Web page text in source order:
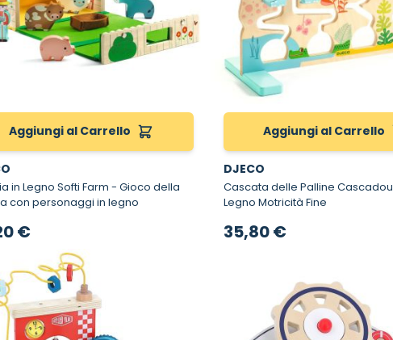
Aggiungi al Carrello
Legno Softi Farm - Gioco della
con personaggi in legno
€
Aggiungi al Carrello
DJECO
Cascata delle Palline Cascadou - Gioco in
Legno Motricità Fine
35,80 €